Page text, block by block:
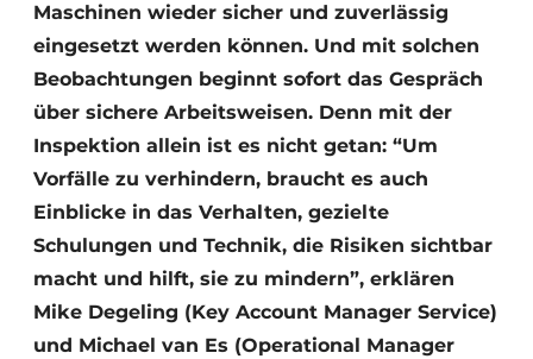
Maschinen wieder sicher und zuverlässig
eingesetzt werden können. Und mit solchen
Beobachtungen beginnt sofort das Gespräch
über sichere Arbeitsweisen. Denn mit der
Inspektion allein ist es nicht getan: “Um
Vorfälle zu verhindern, braucht es auch
Einblicke in das Verhalten, gezielte
Schulungen und Technik, die Risiken sichtbar
macht und hilft, sie zu mindern”, erklären
Mike Degeling (Key Account Manager Service)
und Michael van Es (Operational Manager